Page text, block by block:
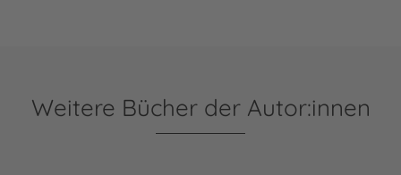
Weitere Bücher der Autor:innen